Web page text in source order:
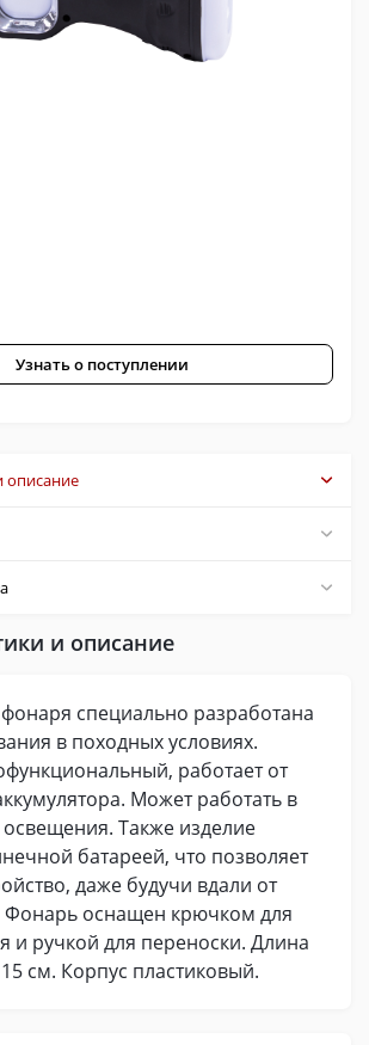
Узнать о поступлении
описание
и описание
специально разработана
в походных условиях.
работает от
Может работать в
Также изделие
батареей, что позволяет
даже будучи вдали от
Фонарь оснащен крючком для
и ручкой для переноски. Длина
см. Корпус пластиковый.